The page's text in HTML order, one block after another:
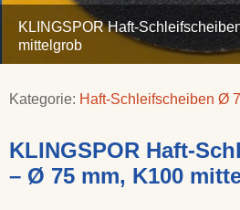
KLINGSPOR Haft-
mittelgrob
Kategorie: Haft-Schleifscheiben Ø
KLINGSPOR Haft-
– Ø 75 mm, K100